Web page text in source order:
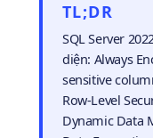
TL;DR
SQL Server
diện: Always
sensitive
Row-Level
Dynamic Data